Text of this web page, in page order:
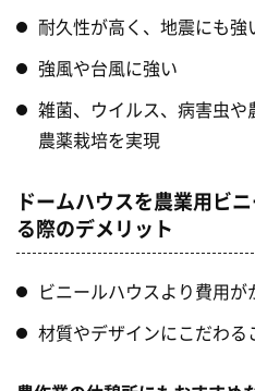
耐久性が高く、地震にも強
強風や台風に強い
雑菌、ウイルス、病害虫
農薬栽培を実現
ドームハウスを農業用ビ
る際のデメリット
ビニールハウスより費用が
材質やデザインにこだわる